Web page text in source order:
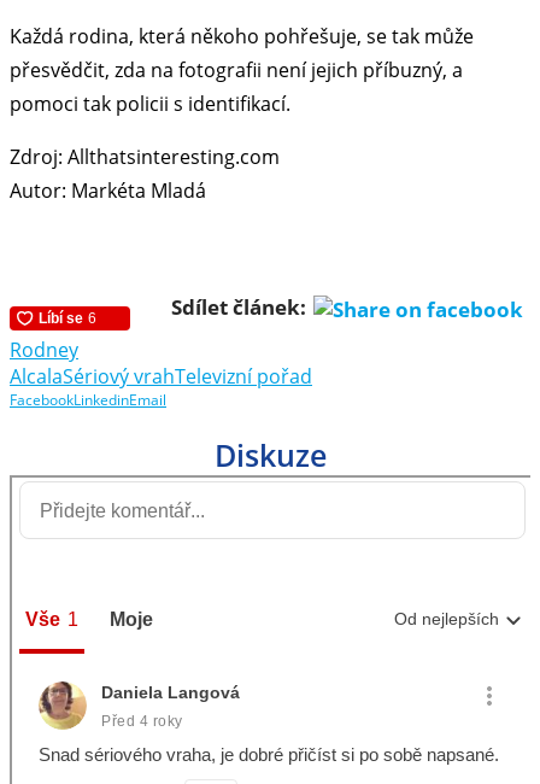
Každá rodina, která někoho pohřešuje, se tak může
přesvědčit, zda na fotografii není jejich příbuzný, a
pomoci tak policii s identifikací.
Zdroj: Allthatsinteresting.com
Autor: Markéta Mladá
Sdílet článek:
Rodney
AlcalaSériový vrahTelevizní pořad
FacebookLinkedinEmail
Diskuze